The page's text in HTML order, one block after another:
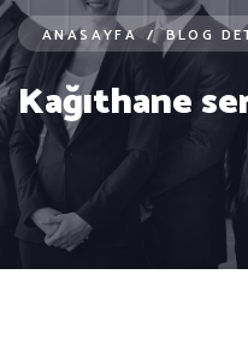
ANASAYFA / BLOG
Kağıthane